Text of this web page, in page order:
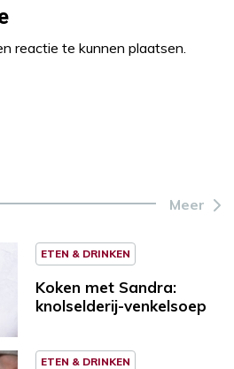
reactie te kunnen plaatsen.
Meer
ETEN & DRINKEN
Koken met Sandra:
knolselderij-venkelsoep
ETEN & DRINKEN